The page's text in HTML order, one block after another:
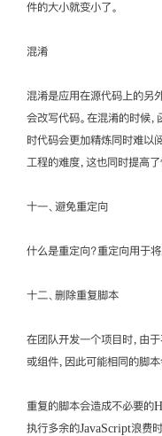
件的大小就变小了。
混淆
混淆是应用在源代码上的另
会改写代码。在混淆的时候
时代码会更加精炼同时难以
工程的难度，这也同时提高
十一、避免重定向
什么是重定向？重定向用于
十二、删除重复脚本
在团队开发一个项目时，由
或组件，因此可能相同的脚本
重复的脚本会造成不必要的
执行多余的JavaScript浪费时